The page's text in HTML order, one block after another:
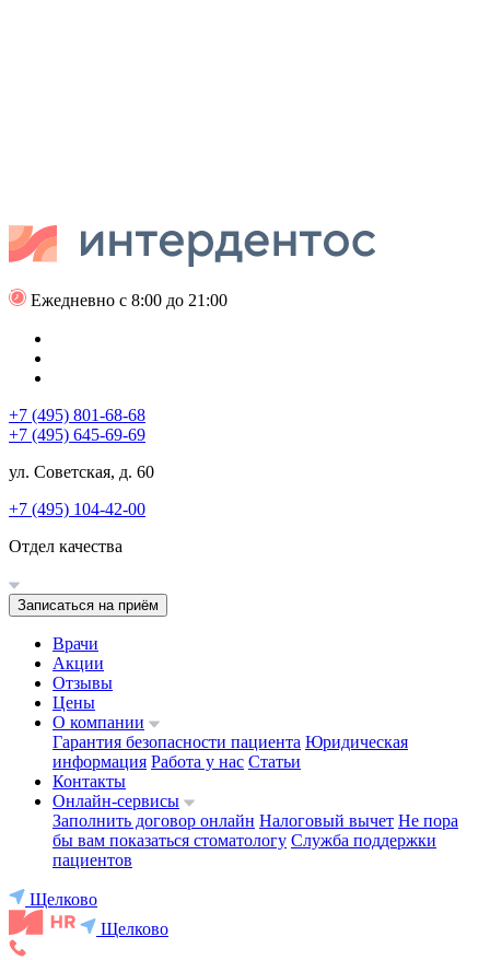
Ежедневно с 8:00 до 21:00
+7 (495) 801-68-68
+7 (495) 645-69-69
ул. Советская, д. 60
+7 (495) 104-42-00
Отдел качества
Записаться на приём
Врачи
Акции
Отзывы
Цены
О компании
Гарантия безопасности пациента Юридическая
информация Работа у нас Статьи
Контакты
Онлайн-сервисы
Заполнить договор онлайн Налоговый вычет Не пора
бы вам показаться стоматологу Служба поддержки
пациентов
Щелково
Щелково